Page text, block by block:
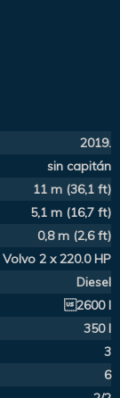
2019.
sin capitán
11 m (36,1 ft)
5,1 m (16,7 ft)
0,8 m (2,6 ft)
Volvo 2 x 220.0 HP
Diesel
2600 l
350 l
3
6